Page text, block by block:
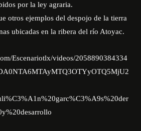
por la ley agraria.
otros ejemplos del despojo de la tierra
ubicadas en la ribera del río Atoyac.
Escenariotlx/videos/2058890384334